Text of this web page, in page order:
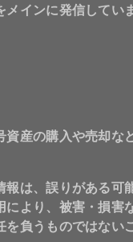
インに発信してい
資産の購入や売却な
報は、誤りがある可
により、被害・損害
を負うものではない